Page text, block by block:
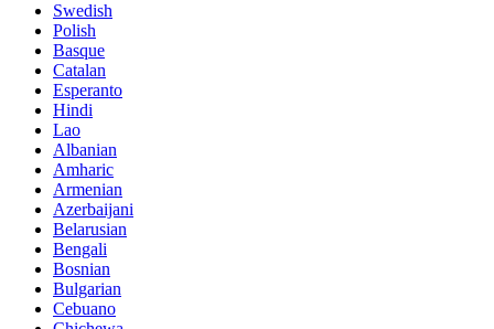
Swedish
Polish
Basque
Catalan
Esperanto
Hindi
Lao
Albanian
Amharic
Armenian
Azerbaijani
Belarusian
Bengali
Bosnian
Bulgarian
Cebuano